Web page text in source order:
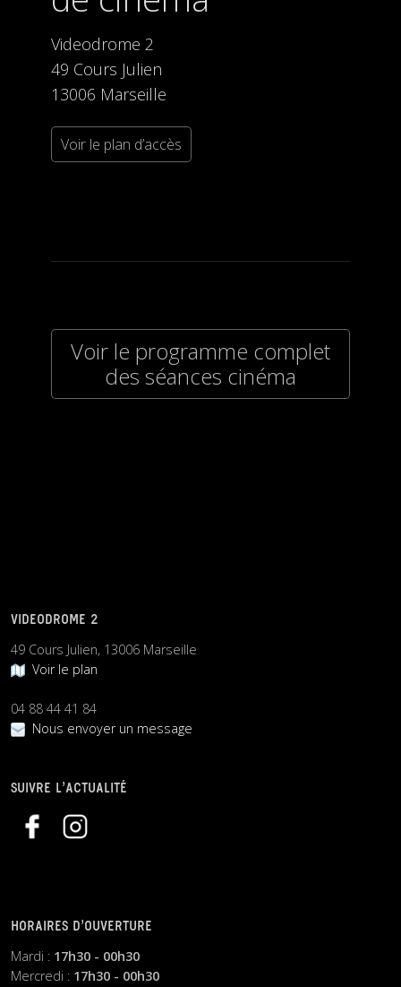
Videodrome 2
49 Cours Julien
13006 Marseille
Voir le plan d’accès
Voir le programme complet
des séances cinéma
VIDEODROME 2
49 Cours Julien, 13006 Marseille
Voir le plan
04 88 44 41 84
Nous envoyer un message
SUIVRE L’ACTUALITÉ
HORAIRES D’OUVERTURE
Mardi : 17h30 - 00h30
Mercredi : 17h30 - 00h30